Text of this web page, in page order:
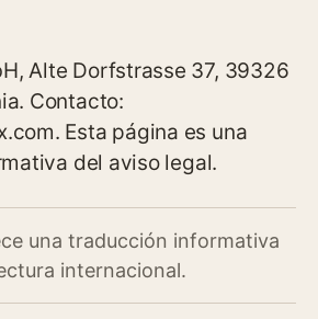
Alte Dorfstrasse 37, 39326
Contacto:
Esta página es una
del aviso legal.
una traducción informativa
internacional.